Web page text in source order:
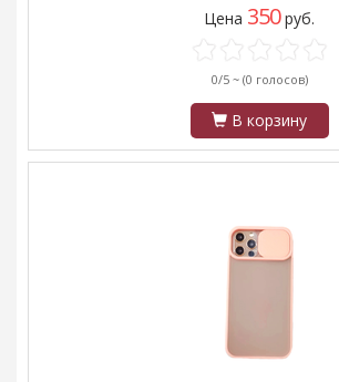
Цена 350руб.
0/5 ~ (0 голосов)
В корзину